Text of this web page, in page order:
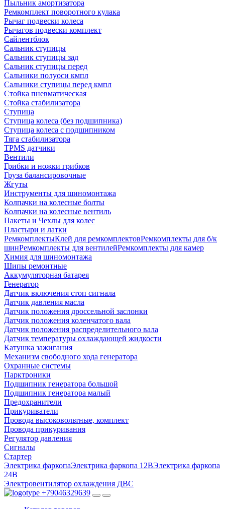
Пыльник амортизатора
Ремкомплект поворотного кулака
Рычаг подвески колеса
Рычагов подвески комплект
Сайлентблок
Сальник ступицы
Сальник ступицы зад
Сальник ступицы перед
Сальники полуоси кмпл
Сальники ступицы перед кмпл
Стойка пневматическая
Стойка стабилизатора
Ступица
Ступица колеса (без подшипника)
Ступица колеса с подшипником
Тяга стабилизатора
TPMS датчики
Вентили
Грибки и ножки грибков
Груза балансировочные
Жгуты
Инструменты для шиномонтажа
Колпачки на колесные болты
Колпачки на колесные вентиль
Пакеты и Чехлы для колес
Пластыри и латки
РемкомплектыКлей для ремкомплектовРемкомплекты для б/к
шинРемкомплекты для вентилейРемкомплекты для камер
Химия для шиномонтажа
Шипы ремонтные
Аккумуляторная батарея
Генератор
Датчик включения стоп сигнала
Датчик давления масла
Датчик положения дроссельной заслонки
Датчик положения коленчатого вала
Датчик положения распределительного вала
Датчик температуры охлаждающей жидкости
Катушка зажигания
Механизм свободного хода генератора
Охранные системы
Парктроники
Подшипник генератора большой
Подшипник генератора малый
Предохранители
Прикуриватели
Провода высоковольтные, комплект
Провода прикуривания
Регулятор давления
Сигналы
Стартер
Электрика фаркопаЭлектрика фаркопа 12ВЭлектрика фаркопа
24В
Электровентилятор охлаждения ДВС
+79046329639